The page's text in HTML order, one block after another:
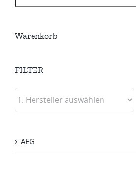
Warenkorb
FILTER
AEG